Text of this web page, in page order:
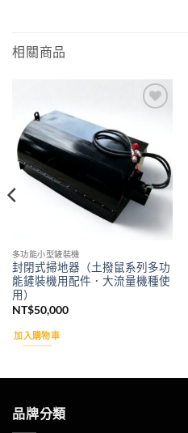
相關商品
多功能小型鏟裝機
封閉式掃地器（土撥鼠系列多功
能鏟裝機用配件．大流量機種使
用）
NT$50,000
加入購物車
品牌分類